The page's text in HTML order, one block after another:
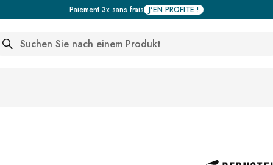
Paiement 3x sans frais J'EN PROFITE !